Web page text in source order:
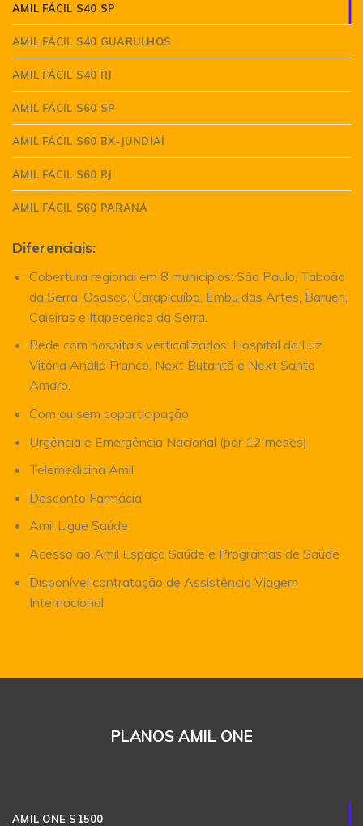
AMIL FÁCIL S40 SP
AMIL FÁCIL S40 GUARULHOS
AMIL FÁCIL S40 RJ
AMIL FÁCIL S60 SP
AMIL FÁCIL S60 BX-JUNDIAÍ
AMIL FÁCIL S60 RJ
AMIL FÁCIL S60 PARANÁ
Diferenciais:
Cobertura regional em 8 municípios: São Paulo, Taboão
da Serra, Osasco, Carapicuíba, Embu das Artes, Barueri,
Caieiras e Itapecerica da Serra.
Rede com hospitais verticalizados: Hospital da Luz,
Vitória Anália Franco, Next Butantã e Next Santo
Amaro.
Com ou sem coparticipação
Urgência e Emergência Nacional (por 12 meses)
Telemedicina Amil
Desconto Farmácia
Amil Ligue Saúde
Acesso ao Amil Espaço Saúde e Programas de Saúde
Disponível contratação de Assistência Viagem
Internacional
PLANOS AMIL ONE
AMIL ONE S1500